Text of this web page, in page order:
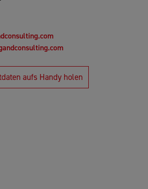
aufs Handy holen